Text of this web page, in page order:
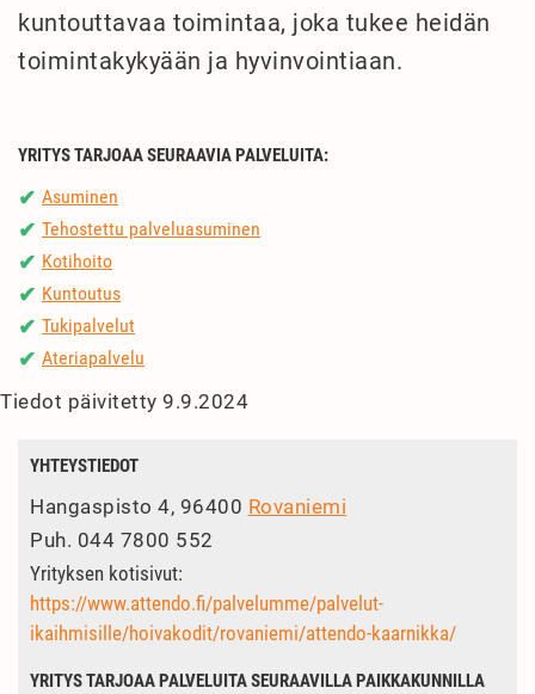
kuntouttavaa toimintaa, joka tukee heidän
toimintakykyään ja hyvinvointiaan.
YRITYS TARJOAA SEURAAVIA PALVELUITA:
✔ Asuminen
✔ Tehostettu palveluasuminen
✔ Kotihoito
✔ Kuntoutus
✔ Tukipalvelut
✔ Ateriapalvelu
Tiedot päivitetty 9.9.2024
YHTEYSTIEDOT
Hangaspisto 4, 96400 Rovaniemi
Puh. 044 7800 552
Yrityksen kotisivut:
https://www.attendo.fi/palvelumme/palvelut-
ikaihmisille/hoivakodit/rovaniemi/attendo-kaarnikka/
YRITYS TARJOAA PALVELUITA SEURAAVILLA PAIKKAKUNNILLA